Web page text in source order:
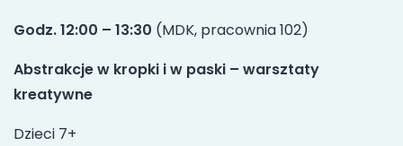
Godz. 12:00 – 13:30 (MDK, pracownia 102)
Abstrakcje w kropki i w paski – warsztaty
kreatywne
Dzieci 7+